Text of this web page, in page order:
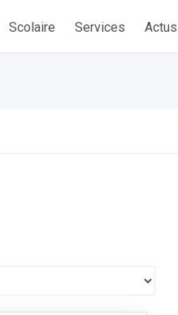
Scolaire Services Actus